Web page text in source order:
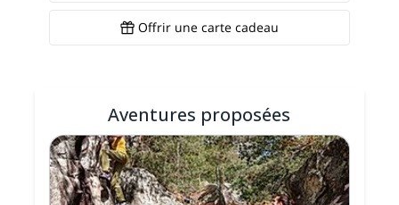
Offrir une carte cadeau
Aventures proposées